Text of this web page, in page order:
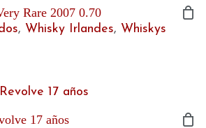
Rare 2007 0.70
, Whisky Irlandes, Whiskys
17 años